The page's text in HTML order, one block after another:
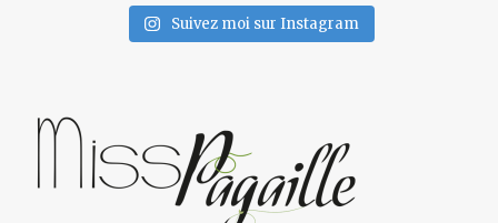
Suivez moi sur Instagram